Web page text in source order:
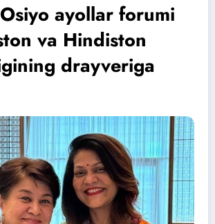
ayollar forumi
va Hindiston
drayveriga